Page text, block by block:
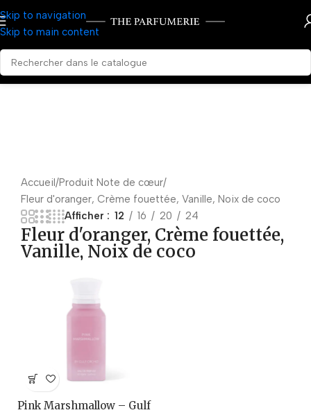
Skip to navigation
Skip to main content
Accueil Produit Note de cœur
Fleur d'oranger, Crème fouettée, Vanille, Noix de coco
Afficher
12 16 20 24
Fleur d'oranger, Crème fouettée,
Vanille, Noix de coco
Pink Marshmallow – Gulf